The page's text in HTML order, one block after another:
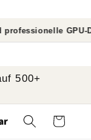
GPU-
500+
Warenkorb